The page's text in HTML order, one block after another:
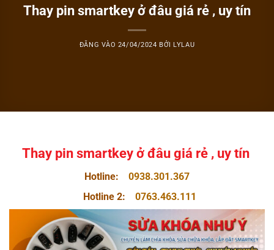
Thay pin smartkey ở đâu giá rẻ , uy tín
ĐĂNG VÀO 24/04/2024 BỞI LYLAU
Thay pin smartkey ở đâu giá rẻ , uy tín
Hotline:
0938.301.367
Hotline 2:
0763.463.111